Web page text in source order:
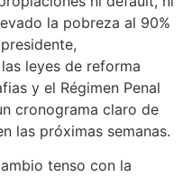
la pobreza al 90%
leyes de reforma
y el Régimen Penal
cronograma claro de
las próximas semanas.
tenso con la